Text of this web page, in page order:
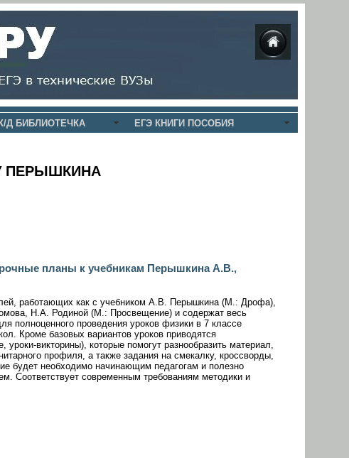
Д БИБЛИОТЕЧКА ЕГЭ КНИГИ ПОСОБИЯ
ПЕРЫШКИНА
планы к учебникам Перышкина А.В.,
работающих как с учебником А.В. Перышкина (М.: Дрофа),
Н.А. Родиной (М.: Просвещение) и содержат весь
полноценного проведения уроков физики в 7 классе
Кроме базовых вариантов уроков приводятся
уроки-викторины), которые помогут разнообразить материал,
профиля, а также задания на смекалку, кроссворды,
будет необходимо начинающим педагогам и полезно
Соответствует современным требованиям методики и